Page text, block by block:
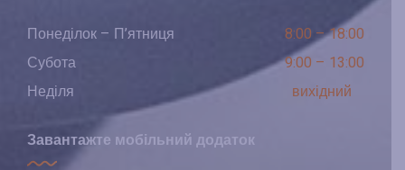
Понеділок – П’ятниця
8:00 – 18:00
Субота
9:00 – 13:00
Неділя
вихідний
Завантажте мобільний додаток